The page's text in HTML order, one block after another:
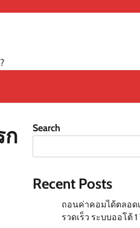
ก Search
Recent Posts
ถอนค่าคอมได้ตลอด
รวดเร็ว ระบบออโต้